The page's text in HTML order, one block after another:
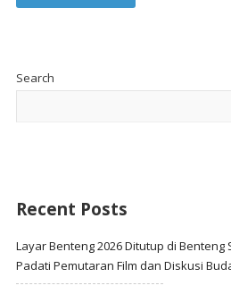
Search
Recent Posts
Layar Benteng 2026 Ditutup di Benteng
Padati Pemutaran Film dan Diskusi